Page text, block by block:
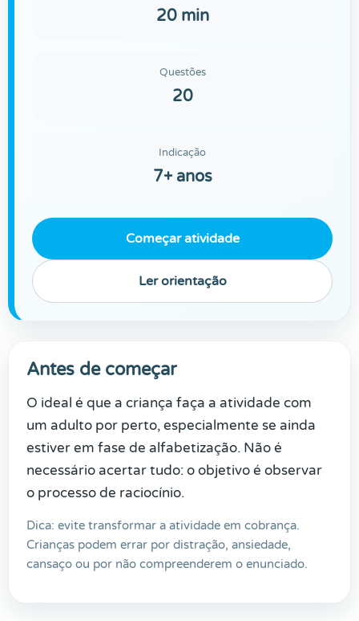
20 min
Questões
20
Indicação
7+ anos
Começar atividade
Ler orientação
Antes de começar
O ideal é que a criança faça a atividade com
um adulto por perto, especialmente se ainda
estiver em fase de alfabetização. Não é
necessário acertar tudo: o objetivo é observar
o processo de raciocínio.
Dica: evite transformar a atividade em cobrança.
Crianças podem errar por distração, ansiedade,
cansaço ou por não compreenderem o enunciado.